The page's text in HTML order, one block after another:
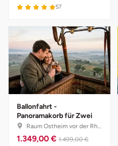
57
Ballonfahrt -
Panoramakorb für Zwei
Raum Ostheim vor der Rhön, Bayern
1.349,00 € 1.499,00 €